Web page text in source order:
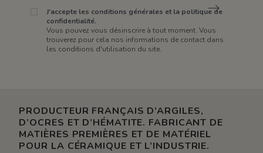
J'accepte les conditions générales et la politique de
confidentialité.
Vous pouvez vous désinscrire à tout moment. Vous
trouverez pour cela nos informations de contact dans
les conditions d'utilisation du site.
PRODUCTEUR FRANÇAIS D’ARGILES,
D’OCRES ET D’HÉMATITE. FABRICANT DE
MATIÈRES PREMIÈRES ET DE MATÉRIEL
POUR LA CÉRAMIQUE ET L’INDUSTRIE.